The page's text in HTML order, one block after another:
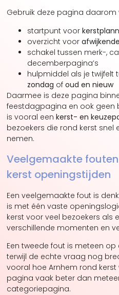
Gebruik deze pagina daarom
startpunt voor
overzicht voor
schakel tussen merk-,
decemberpagina’s
hulpmiddel als je twijfelt
zondag ofoud en nieuw
Daarmee is deze pagina
feestdagpagina en ook geen
is vooral eenkerst- en
bezoekers die rond kerst snel
nemen.
Veelgemaakte
kerst openingstijden
Een veelgemaakte fout is
is met één vaste
kerst voor veel bezoekers als
verschillende momenten en
Een tweede fout is meteen
terwijl de echte vraag nog
vooral hoe Arnhem rond kerst
pagina vaak beter dan
categoriepagina.